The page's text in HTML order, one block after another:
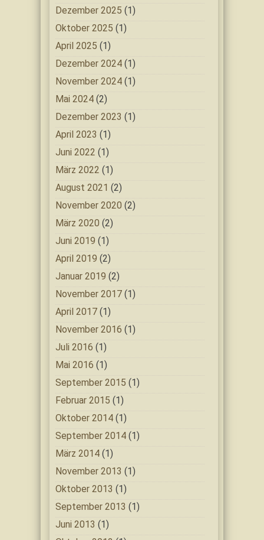
Dezember 2025 (1)
Oktober 2025 (1)
April 2025 (1)
Dezember 2024 (1)
November 2024 (1)
Mai 2024 (2)
Dezember 2023 (1)
April 2023 (1)
Juni 2022 (1)
März 2022 (1)
August 2021 (2)
November 2020 (2)
März 2020 (2)
Juni 2019 (1)
April 2019 (2)
Januar 2019 (2)
November 2017 (1)
April 2017 (1)
November 2016 (1)
Juli 2016 (1)
Mai 2016 (1)
September 2015 (1)
Februar 2015 (1)
Oktober 2014 (1)
September 2014 (1)
März 2014 (1)
November 2013 (1)
Oktober 2013 (1)
September 2013 (1)
Juni 2013 (1)